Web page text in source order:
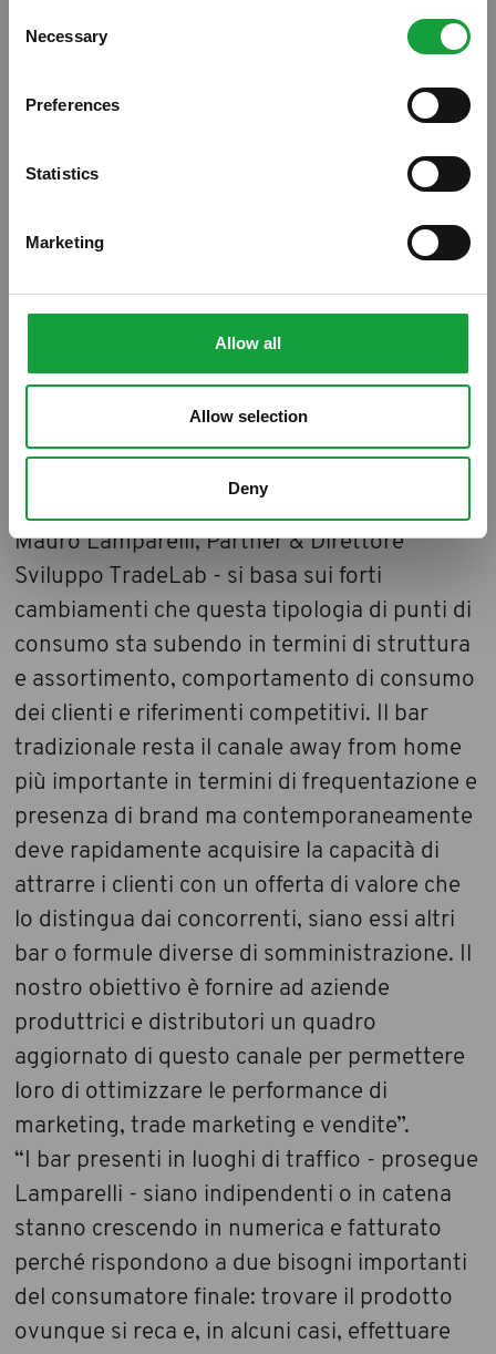
Selection
Necessary
Preferences
Statistics
Marketing
Allow all
Allow selection
Deny
Le attività multi cliente 2012 di TradeLab
saranno focalizzate sul canale bar: alla
Mauro Lamparelli, Partner & Direttore
Sviluppo TradeLab - si basa sui forti
cambiamenti che questa tipologia di punti di
consumo sta subendo in termini di struttura
e assortimento, comportamento di consumo
dei clienti e riferimenti competitivi. Il bar
tradizionale resta il canale away from home
più importante in termini di frequentazione e
presenza di brand ma contemporaneamente
deve rapidamente acquisire la capacità di
attrarre i clienti con un offerta di valore che
lo distingua dai concorrenti, siano essi altri
bar o formule diverse di somministrazione. Il
nostro obiettivo è fornire ad aziende
produttrici e distributori un quadro
aggiornato di questo canale per permettere
loro di ottimizzare le performance di
marketing, trade marketing e vendite”.
“I bar presenti in luoghi di traffico - prosegue
Lamparelli - siano indipendenti o in catena
stanno crescendo in numerica e fatturato
perché rispondono a due bisogni importanti
del consumatore finale: trovare il prodotto
ovunque si reca e, in alcuni casi, effettuare
Resta aggiornato su tutte le ultime novita nel campo